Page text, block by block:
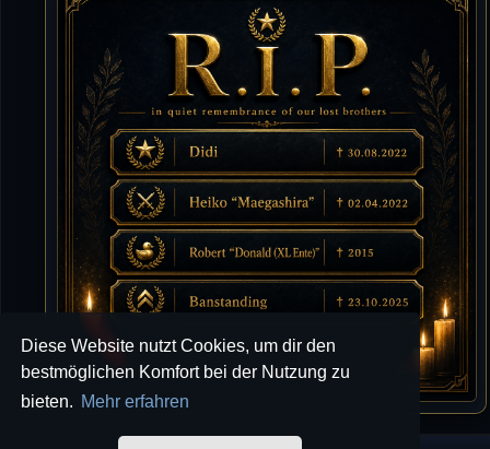
Diese Website nutzt Cookies, um dir den
bestmöglichen Komfort bei der Nutzung zu
bieten. Mehr erfahren
Tommy
10.07.2026 / 22:25
Letzte Aktivität:
27. Dez 2023, 22:48
DieWildeHilde
10.07.2026 / 12:48
Happy Birthday Chickpea
DieWildeHilde
10.07.2026 / 10:08
Hallo meine Lieben!
Isimiyaki
Mojochilla